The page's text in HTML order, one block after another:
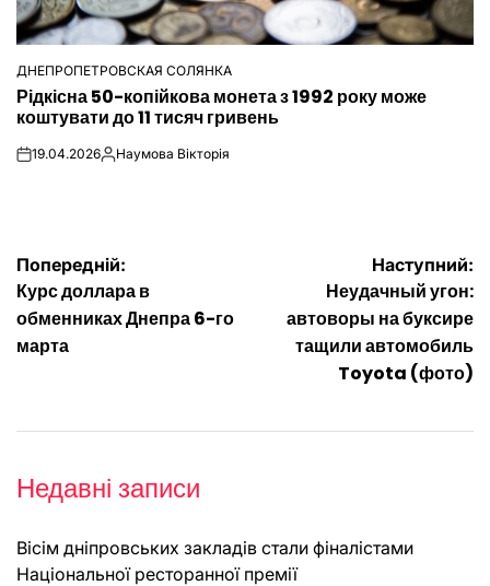
ОПУБЛІКУВАТИ
У
ДНЕПРОПЕТРОВСКАЯ СОЛЯНКА
Рідкісна 50-копійкова монета з 1992 року може
коштувати до 11 тисяч гривень
on19.04.2026Опубліковано
Наумова Вікторія
Навігація
записів
Попередній:
Курс доллара в
обменниках Днепра 6-го
марта
Наступний:
Неудачный угон:
автоворы на буксире
тащили автомобиль
Toyota (фото)
Недавні записи
Вісім дніпровських закладів стали фіналістами
Національної ресторанної премії